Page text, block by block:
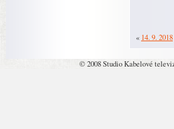
« 14. 9. 2018
© 2008 Studio Kabelové